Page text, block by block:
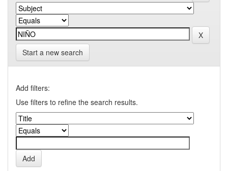
Start a new search
Add filters:
Use filters to refine the search results.